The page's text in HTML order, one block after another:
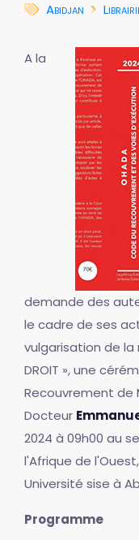
Abidjan
A la
demande des
le cadre de ses
vulgarisation de la
DROIT », une
Recouvrement de
Docteur
2024 à 09h00 au
l'Afrique de
Université sise à
Programme